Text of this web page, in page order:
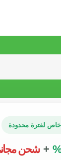
ما تبحث عنه.
لفترة محدودة
+ شحن